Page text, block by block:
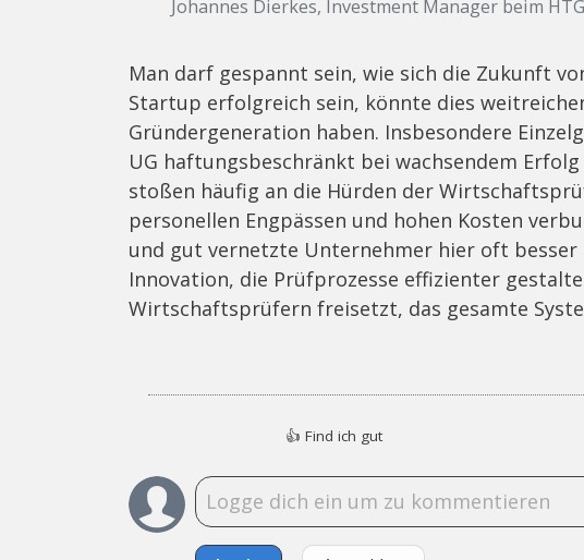
Johannes Dierkes, Investment Manager beim
Man darf gespannt sein, wie sich die Zukunft
Startup erfolgreich sein, könnte dies
Gründergeneration haben. Insbesondere
UG haftungsbeschränkt bei wachsendem
stoßen häufig an die Hürden der
personellen Engpässen und hohen Kosten
und gut vernetzte Unternehmer hier oft besser
Innovation, die Prüfprozesse effizienter
Wirtschaftsprüfern freisetzt, das gesamte
👍 Find ich gut